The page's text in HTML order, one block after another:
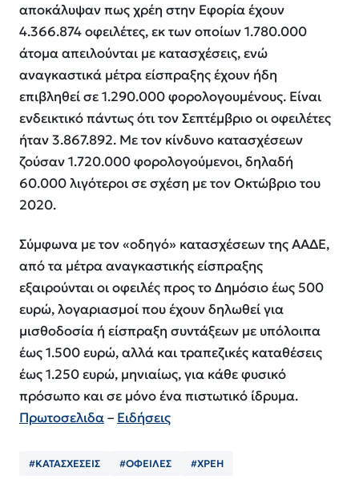
αποκάλυψαν πως χρέη στην Εφορία έχουν
4.366.874 οφειλέτες, εκ των οποίων 1.780.000
άτομα απειλούνται με κατασχέσεις, ενώ
αναγκαστικά μέτρα είσπραξης έχουν ήδη
επιβληθεί σε 1.290.000 φορολογουμένους. Είναι
ενδεικτικό πάντως ότι τον Σεπτέμβριο οι οφειλέτες
ήταν 3.867.892. Με τον κίνδυνο κατασχέσεων
ζούσαν 1.720.000 φορολογούμενοι, δηλαδή
60.000 λιγότεροι σε σχέση με τον Οκτώβριο του
2020.
Σύμφωνα με τον «οδηγό» κατασχέσεων της ΑΑΔΕ,
από τα μέτρα αναγκαστικής είσπραξης
εξαιρούνται οι οφειλές προς το Δημόσιο έως 500
ευρώ, λογαριασμοί που έχουν δηλωθεί για
μισθοδοσία ή είσπραξη συντάξεων με υπόλοιπα
έως 1.500 ευρώ, αλλά και τραπεζικές καταθέσεις
έως 1.250 ευρώ, μηνιαίως, για κάθε φυσικό
πρόσωπο και σε μόνο ένα πιστωτικό ίδρυμα.
Πρωτοσελιδα– Ειδήσεις
#ΚΑΤΑΣΧΕΣΕΙΣ #ΟΦΕΙΛΕΣ #ΧΡΕΗ